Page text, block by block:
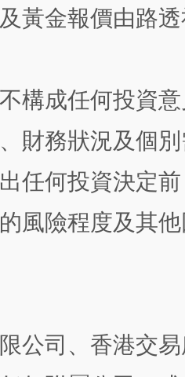
黃金報價由路
構成任何投資
財務狀況及個
任何投資決定
風險程度及其
公司、香港交